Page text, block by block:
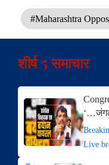
#Maharashtra
शीर्ष 5 समाचार
Live